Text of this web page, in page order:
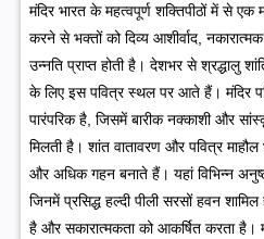
मंदिर भारत के महत्वपूर्ण शक्तिपीठों में से एक
करने से भक्तों को दिव्य आशीर्वाद,
उन्नति प्राप्त होती है। देशभर से श्रद्धालु
के लिए इस पवित्र स्थल पर आते हैं। मंदिर
पारंपरिक है, जिसमें बारीक नक्काशी और
मिलती है। शांत वातावरण और पवित्र
और अधिक गहन बनाते हैं। यहां विभिन्न
जिनमें प्रसिद्ध हल्दी पीली सरसों हवन
है और सकारात्मकता को आकर्षित करता है।